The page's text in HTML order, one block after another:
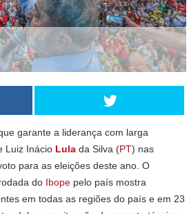
garante a liderança com larga
Luiz Inácio Lula da Silva (PT) nas
para as eleições deste ano. O
do Ibope pelo país mostra
em todas as regiões do país e em 23